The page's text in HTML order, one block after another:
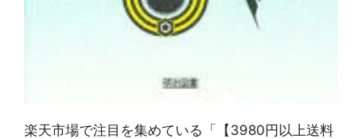
楽天市場で注目を集めている「【3980円以上送料